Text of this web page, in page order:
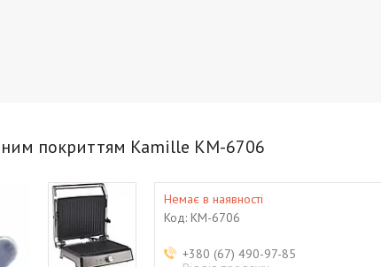
покриттям Kamille KM-6706
Немає в наявності
Код: KM-6706
+380 (67) 490-97-85